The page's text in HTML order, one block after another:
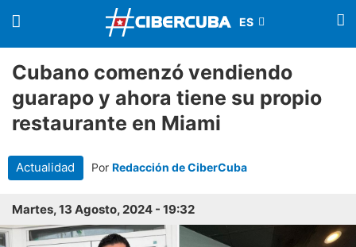
Cubano comenzó vendiendo
guarapo y ahora tiene su propio
restaurante en Miami
Actualidad Por Redacción de CiberCuba
Martes, 13 Agosto, 2024 - 19:32